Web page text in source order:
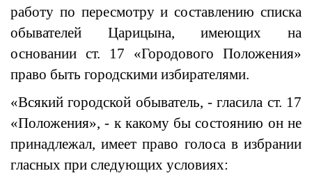
работу по пересмотру и составлению списка
обывателей Царицына, имеющих на
основании ст. 17 «Городового Положения»
право быть городскими избирателями.
«Всякий городской обыватель, - гласила ст. 17
«Положения», - к какому бы состоянию он не
принадлежал, имеет право голоса в избрании
гласных при следующих условиях: